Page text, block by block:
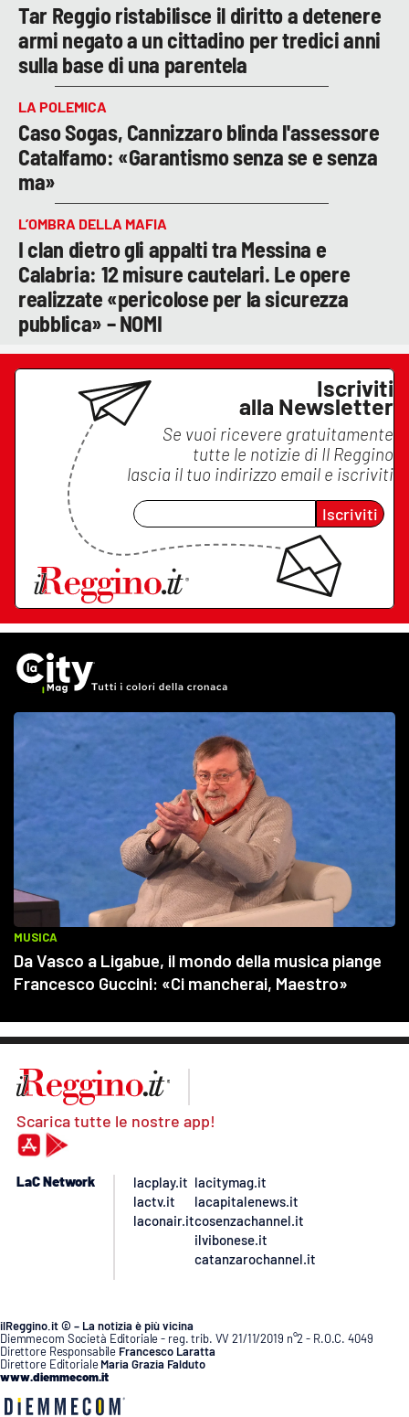
Tar Reggio ristabilisce il diritto a detenere
armi negato a un cittadino per tredici anni
sulla base di una parentela
LA POLEMICA
Caso Sogas, Cannizzaro blinda l'assessore
Catalfamo: «Garantismo senza se e senza
ma»
L’OMBRA DELLA MAFIA
I clan dietro gli appalti tra Messina e
Calabria: 12 misure cautelari. Le opere
realizzate «pericolose per la sicurezza
pubblica» – NOMI
Iscriviti
alla Newsletter
Se vuoi ricevere gratuitamente
tutte le notizie di Il Reggino
lascia il tuo indirizzo email e iscriviti
Iscriviti
Scarica tutte le nostre app!
LaC Network
lacplay.it
lactv.it
laconair.it
lacitymag.it
lacapitalenews.it
cosenzachannel.it
ilvibonese.it
catanzarochannel.it
ilReggino.it © – La notizia è più vicina
Diemmecom Società Editoriale - reg. trib. VV 21/11/2019 n°2 - R.O.C. 4049
Direttore Responsabile Francesco Laratta
Direttore Editoriale Maria Grazia Falduto
www.diemmecom.it